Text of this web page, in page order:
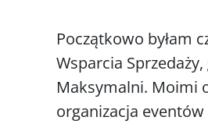
Początkowo byłam
Wsparcia
Maksymalni. Moimi
organizacja